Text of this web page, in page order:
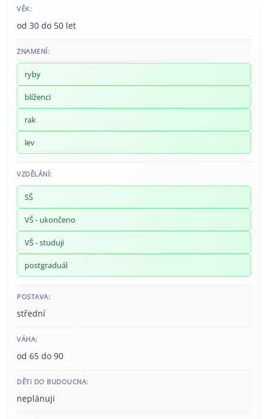
VĚK:
od 30 do 50 let
ZNAMENÍ:
ryby
blíženci
rak
lev
VZDĚLÁNÍ:
SŠ
VŠ - ukončeno
VŠ - studuji
postgraduál
POSTAVA:
střední
VÁHA:
od 65 do 90
DĚTI DO BUDOUCNA:
neplánuji